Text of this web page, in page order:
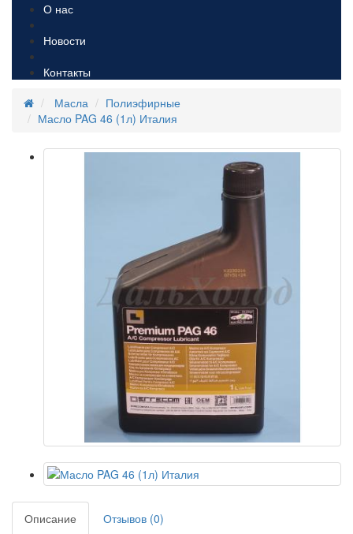
О нас
Новости
Контакты
Масла
Полиэфирные
Масло PAG 46 (1л) Италия
Описание
Отзывов (0)